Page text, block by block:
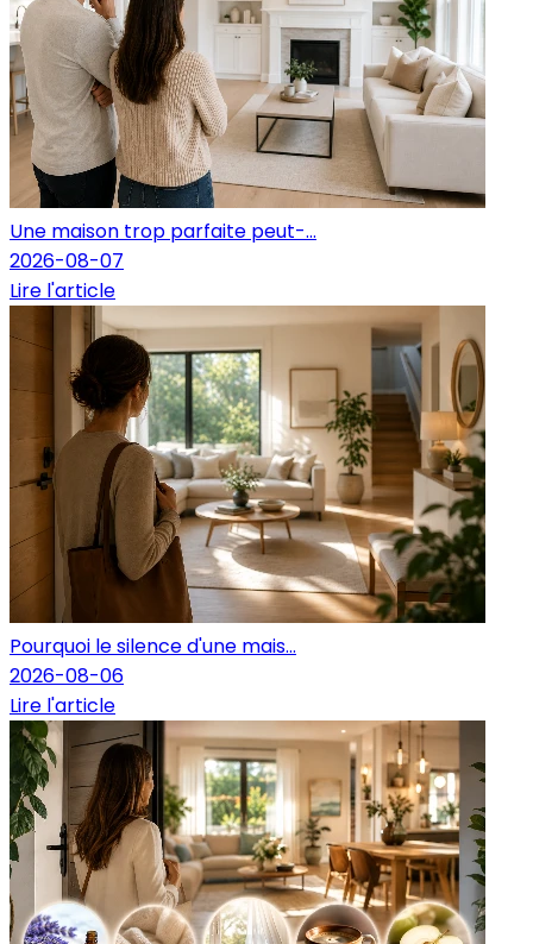
Une maison trop parfaite peut-...
2026-08-07
Lire l'article
Pourquoi le silence d'une mais...
2026-08-06
Lire l'article